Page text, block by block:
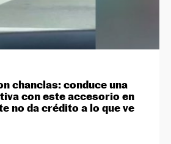
chanclas: conduce una
con este accesorio en
no da crédito a lo que ve